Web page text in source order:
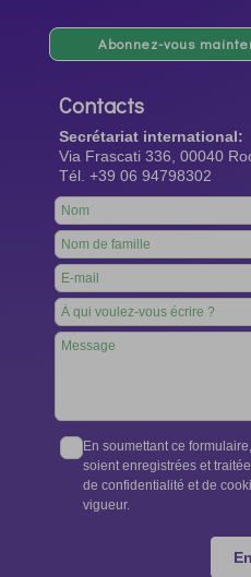
Abonnez-vous
Contacts
Secrétariat international:
Via Frascati 336, 00040
Tél. +39 06 94798302
Leave
this
field
blank
En soumettant ce
soient enregistrées et
de confidentialité et de
vigueur.